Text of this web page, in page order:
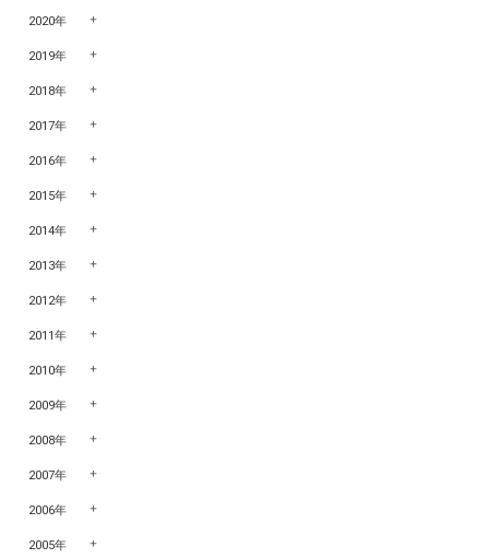
2020年
2019年
2018年
2017年
2016年
2015年
2014年
2013年
2012年
2011年
2010年
2009年
2008年
2007年
2006年
2005年